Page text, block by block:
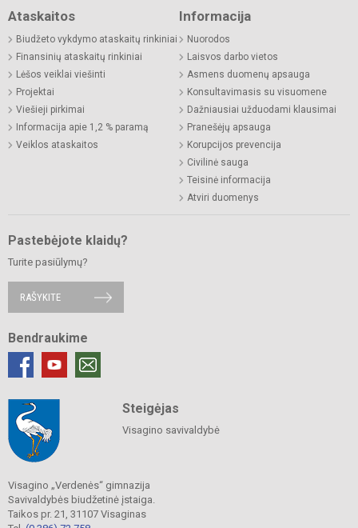
Ataskaitos
Biudžeto vykdymo ataskaitų rinkiniai
Finansinių ataskaitų rinkiniai
Lėšos veiklai viešinti
Projektai
Viešieji pirkimai
Informacija apie 1,2 % paramą
Veiklos ataskaitos
Informacija
Nuorodos
Laisvos darbo vietos
Asmens duomenų apsauga
Konsultavimasis su visuomene
Dažniausiai užduodami klausimai
Pranešėjų apsauga
Korupcijos prevencija
Civilinė sauga
Teisinė informacija
Atviri duomenys
Pastebėjote klaidų?
Turite pasiūlymų?
RAŠYKITE
Bendraukime
Steigėjas
Visagino savivaldybė
Visagino „Verdenės“ gimnazija
Savivaldybės biudžetinė įstaiga.
Taikos pr. 21, 31107 Visaginas